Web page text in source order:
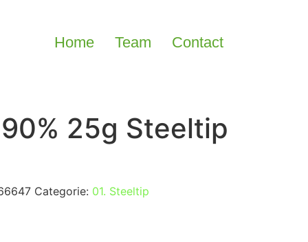
Home Team Contact
25g Steeltip
Categorie: 01. Steeltip